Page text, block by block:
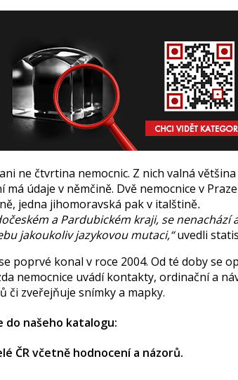
ne čtvrtina nemocnic. Z nich valná
údaje v němčině. Dvě nemocnice v
jedna jihomoravská pak v italštině.
a Pardubickém kraji, se nenachází
jakoukoliv jazykovou mutaci,“uvedli
poprvé konal v roce 2004. Od té doby se
nemocnice uvádí kontakty, ordinační a
či zveřejňuje snímky a mapky.
našeho katalogu:
ČR včetně hodnocení a názorů.